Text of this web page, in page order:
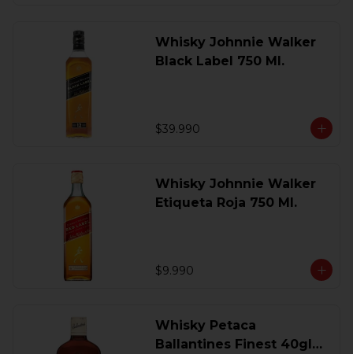
Whisky Johnnie Walker
Black Label 750 Ml.
$39.990
Whisky Johnnie Walker
Etiqueta Roja 750 Ml.
$9.990
Whisky Petaca
Ballantines Finest 40gl